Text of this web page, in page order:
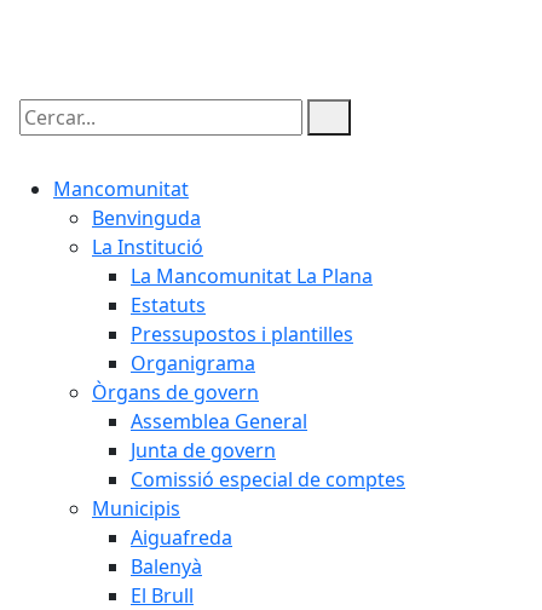
Cercar:
Mancomunitat
Benvinguda
La Institució
La Mancomunitat La Plana
Estatuts
Pressupostos i plantilles
Organigrama
Òrgans de govern
Assemblea General
Junta de govern
Comissió especial de comptes
Municipis
Aiguafreda
Balenyà
El Brull